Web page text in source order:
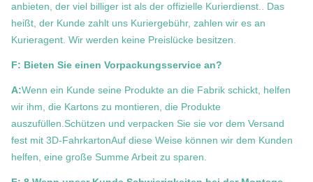
anbieten, der viel billiger ist als der offizielle Kurierdienst.. Das
heißt, der Kunde zahlt uns Kuriergebühr, zahlen wir es an
Kurieragent. Wir werden keine Preislücke besitzen.
F: Bieten Sie einen Vorpackungsservice an?
A:Wenn ein Kunde seine Produkte an die Fabrik schickt, helfen
wir ihm, die Kartons zu montieren, die Produkte
auszufüllen.Schützen und verpacken Sie sie vor dem Versand
fest mit 3D-FahrkartonAuf diese Weise können wir dem Kunden
helfen, eine große Summe Arbeit zu sparen.